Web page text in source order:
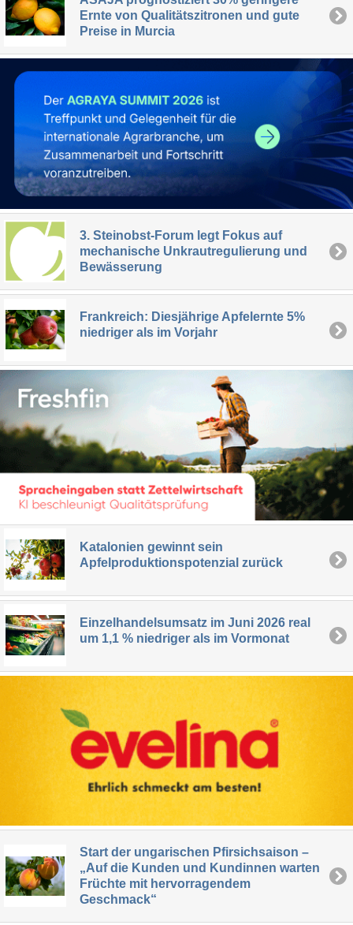
Ernte von Qualitätszitronen und gute
Preise in Murcia
3. Steinobst-Forum legt Fokus auf
mechanische Unkrautregulierung und
Bewässerung
Frankreich: Diesjährige Apfelernte 5%
niedriger als im Vorjahr
Katalonien gewinnt sein
Apfelproduktionspotenzial zurück
Einzelhandelsumsatz im Juni 2026 real
um 1,1 % niedriger als im Vormonat
Start der ungarischen Pfirsichsaison –
„Auf die Kunden und Kundinnen warten
Früchte mit hervorragendem
Geschmack“